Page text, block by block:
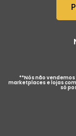
**Nós não
marketplaces e lojas
só